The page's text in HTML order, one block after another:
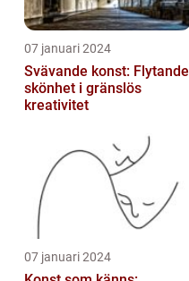
07 januari 2024
Svävande konst: Flytande
skönhet i gränslös
kreativitet
07 januari 2024